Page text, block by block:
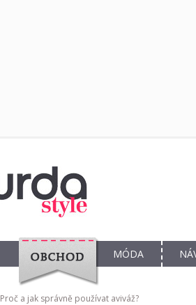
OBCHOD
MÓDA
Proč a jak správně používat aviváž?